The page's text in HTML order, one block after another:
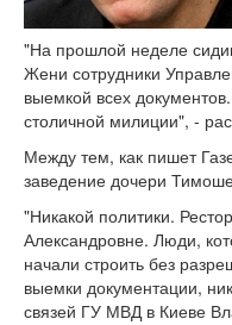
"На прошлой неделе
Жени сотрудники
выемкой всех
столичной милиции", -
Между тем, как пишет
заведение дочери
"Никакой политики.
Александровне. Люди,
начали строить без
выемки документации,
связей ГУ МВД в Киеве